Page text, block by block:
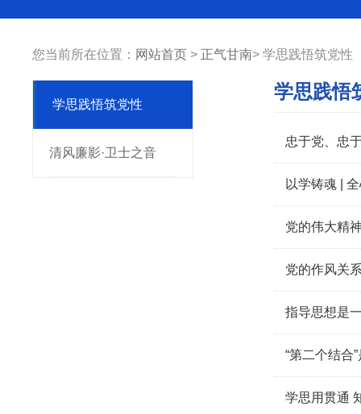
您当前所在位置： 网站首页 > 正气甘南> 学思践悟筑党性
学思践悟筑党性
清风廉影·卫士之音
学思践悟
忠于党、忠
以学铸魂 |
党的伟大精
党的作风关
指导思想是
“第二个结合
学思用贯通